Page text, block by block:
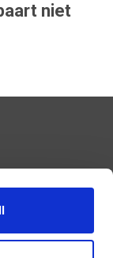
niet
Verzend
en